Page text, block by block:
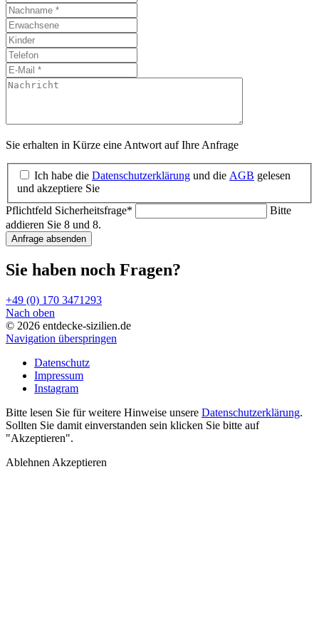
Sie erhalten in Kürze eine Antwort auf Ihre Anfrage
Ich habe die Datenschutzerklärung und die AGB gelesen
und akzeptiere Sie
Pflichtfeld Sicherheitsfrage*
Bitte
addieren Sie 8 und 8.
Anfrage absenden
Sie haben noch Fragen?
+49 (0) 170 3471293
Nach oben
© 2026 entdecke-sizilien.de
Navigation überspringen
Datenschutz
Impressum
Instagram
Bitte lesen Sie für weitere Hinweise unsere Datenschutzerklärung.
Sollten Sie damit einverstanden sein klicken Sie bitte auf
"Akzeptieren".
Ablehnen Akzeptieren